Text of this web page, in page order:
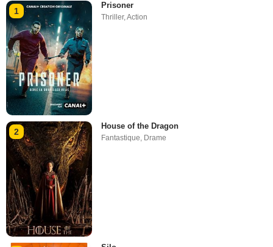
1
Prisoner
Thriller,Action
2
House of the Dragon
Fantastique, Drame